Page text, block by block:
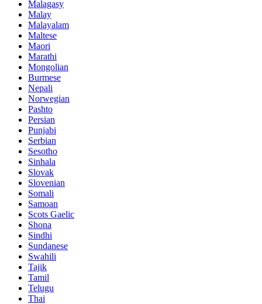
Malagasy
Malay
Malayalam
Maltese
Maori
Marathi
Mongolian
Burmese
Nepali
Norwegian
Pashto
Persian
Punjabi
Serbian
Sesotho
Sinhala
Slovak
Slovenian
Somali
Samoan
Scots Gaelic
Shona
Sindhi
Sundanese
Swahili
Tajik
Tamil
Telugu
Thai